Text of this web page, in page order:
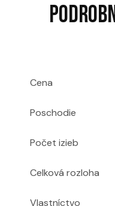
Cena
Poschodie
Počet izieb
Celková rozloha
Vlastníctvo